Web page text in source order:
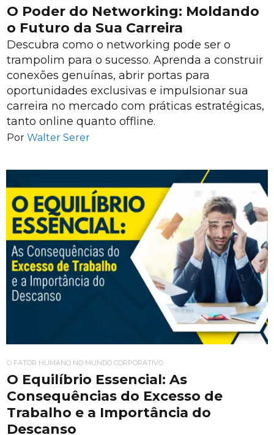
O Poder do Networking: Moldando
o Futuro da Sua Carreira
Descubra como o networking pode ser o
trampolim para o sucesso. Aprenda a construir
conexões genuínas, abrir portas para
oportunidades exclusivas e impulsionar sua
carreira no mercado com práticas estratégicas,
tanto online quanto offline.
Por Walter Serer
O FATOR HUMANO NO MUNDO CORPORATIVO
O Equilíbrio Essencial: As
Consequências do Excesso de
Trabalho e a Importância do
Descanso